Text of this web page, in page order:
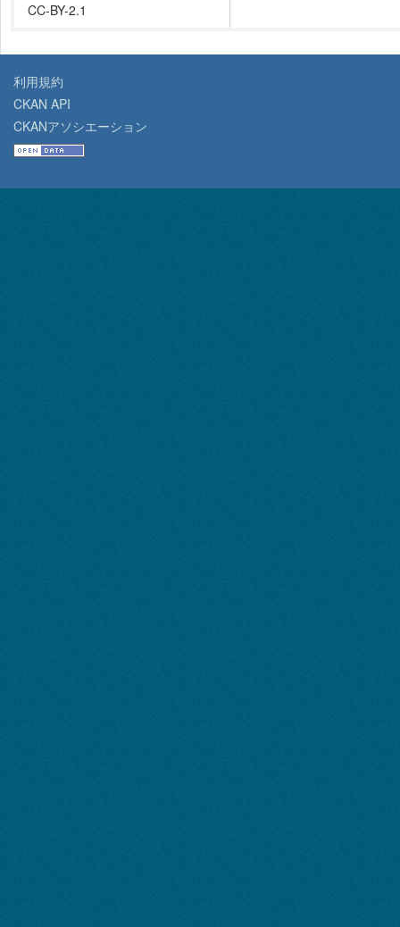
CC-BY-2.1
利用規約
CKAN API
CKANアソシエーション